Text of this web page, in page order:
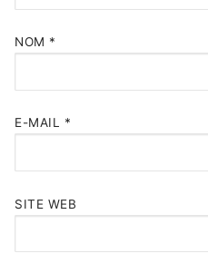
NOM *
E-MAIL *
SITE WEB